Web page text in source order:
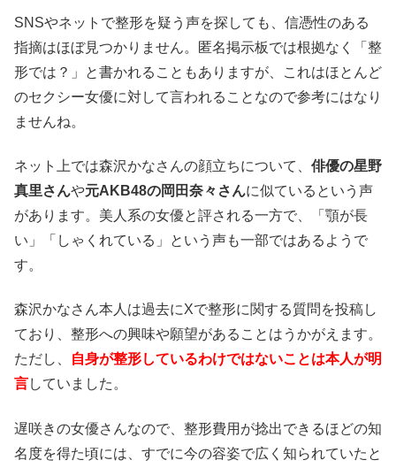
SNSやネットで整形を疑う声を探しても、信憑性のある
指摘はほぼ見つかりません。匿名掲示板では根拠なく「整
形では？」と書かれることもありますが、これはほとんど
のセクシー女優に対して言われることなので参考にはなり
ませんね。
ネット上では森沢かなさんの顔立ちについて、 俳優の星野
真里さんや元AKB48の岡田奈々さんに似ているという声
があります。美人系の女優と評される一方で、「顎が長
い」「しゃくれている」という声も一部ではあるようで
す。
森沢かなさん本人は過去にXで整形に関する質問を投稿し
ており、整形への興味や願望があることはうかがえます。
ただし、
自身が整形しているわけではないことは本人が明
言していました。
遅咲きの女優さんなので、整形費用が捻出できるほどの知
名度を得た頃には、すでに今の容姿で広く知られていたと